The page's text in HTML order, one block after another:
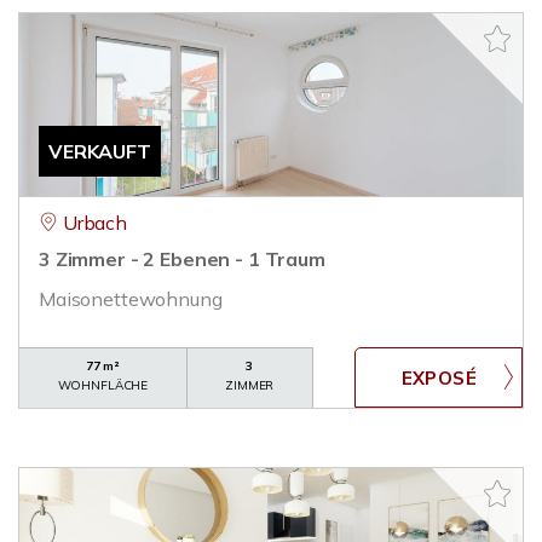
VERKAUFT
Urbach
3 Zimmer - 2 Ebenen - 1 Traum
Maisonettewohnung
77 m²
WOHNFLÄCHE
3
ZIMMER